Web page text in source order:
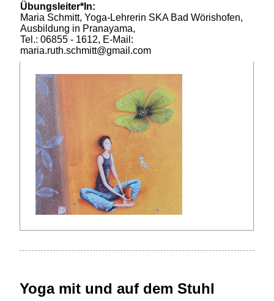
Übungsleiter*In:
Maria Schmitt, Yoga-Lehrerin SKA Bad Wörishofen,
Ausbildung in Pranayama,
Tel.: 06855 - 1612, E-Mail:
maria.ruth.schmitt@gmail.com
Yoga mit und auf dem Stuhl